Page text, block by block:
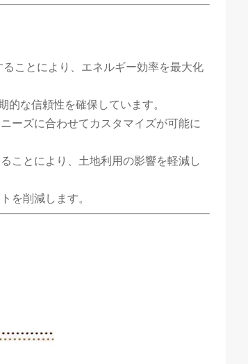
ことにより、エネルギー効率を最大化
な信頼性を確保しています。
ーズに合わせてカスタマイズが可能に
ことにより、土地利用の影響を軽減し
を削減します。